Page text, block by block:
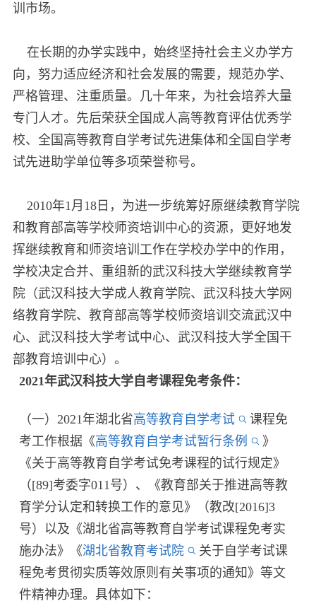
训市场。
在长期的办学实践中，始终坚持社会主义办学方
向，努力适应经济和社会发展的需要，规范办学、
严格管理、注重质量。几十年来，为社会培养大量
专门人才。先后荣获全国成人高等教育评估优秀学
校、全国高等教育自学考试先进集体和全国自学考
试先进助学单位等多项荣誉称号。
2010年1月18日，为进一步统筹好原继续教育学院
和教育部高等学校师资培训中心的资源，更好地发
挥继续教育和师资培训工作在学校办学中的作用，
学校决定合并、重组新的武汉科技大学继续教育学
院（武汉科技大学成人教育学院、武汉科技大学网
络教育学院、教育部高等学校师资培训交流武汉中
心、武汉科技大学考试中心、武汉科技大学全国干
部教育培训中心）。
2021年武汉科技大学自考课程免考条件：
（一）2021年湖北省高等教育自学考试
课程免
考工作根据《高等教育自学考试暂行条例
》
《关于高等教育自学考试免考课程的试行规定》
（[89]考委字011号）、《教育部关于推进高等教
育学分认定和转换工作的意见》（教改[2016]3
号）以及《湖北省高等教育自学考试课程免考实
施办法》《湖北省教育考试院
关于自学考试课
程免考贯彻实质等效原则有关事项的通知》等文
件精神办理。具体如下：